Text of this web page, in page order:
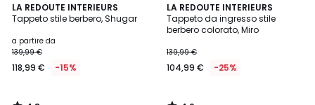
LA REDOUTE INTERIEURS
Tappeto stile berbero, Shugar
a partire da
139,99 €
118,99 € -15%
4,8
/ 5
LA REDOUTE INTERIEURS
Tappeto da ingresso stile
berbero colorato, Miro
139,99 €
104,99 € -25%
4,9
/ 5